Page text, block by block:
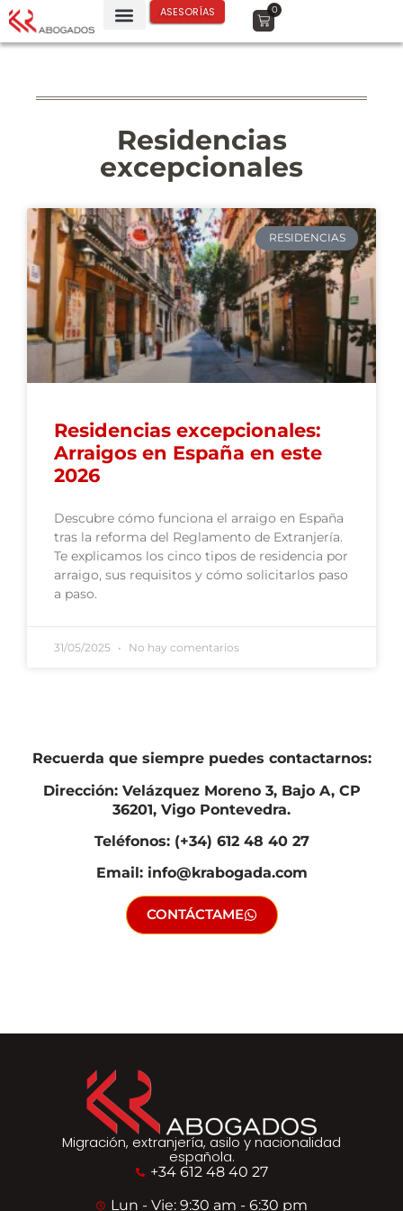
ASESORÍAS 0
Residencias
excepcionales
RESIDENCIAS
Residencias excepcionales:
Arraigos en España en este
2026
Descubre cómo funciona el arraigo en España
tras la reforma del Reglamento de Extranjería.
Te explicamos los cinco tipos de residencia por
arraigo, sus requisitos y cómo solicitarlos paso
a paso.
31/05/2025 No hay comentarios
Recuerda que siempre puedes contactarnos:
Dirección: Velázquez Moreno 3, Bajo A, CP
36201, Vigo Pontevedra.
Teléfonos: (+34) 612 48 40 27
Email: info@krabogada.com
CONTÁCTAME
Migración, extranjería, asilo y nacionalidad
española.
+34 612 48 40 27
Lun - Vie: 9:30 am - 6:30 pm